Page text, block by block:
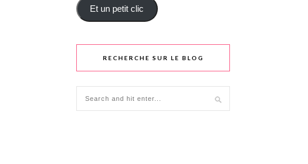
Et un petit clic
RECHERCHE SUR LE BLOG